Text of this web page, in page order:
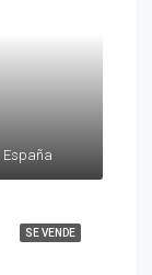
España
SE VENDE